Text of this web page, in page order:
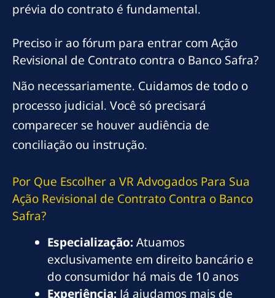
prévia do contrato é fundamental.
Preciso ir ao fórum para entrar com Ação
Revisional de Contrato contra o Banco Safra?
Não necessariamente. Cuidamos de todo o
processo judicial. Você só precisará
comparecer se houver audiência de
conciliação ou instrução.
Por Que Escolher a VR Advogados Para Sua
Ação Revisional de Contrato Contra o Banco
Safra?
Especialização:Atuamos
exclusivamente em direito bancário e
do consumidor há mais de 10 anos
Experiência: Já ajudamos mais de